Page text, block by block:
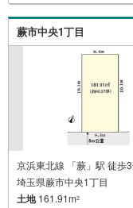
密・高断熱の
4.見学時、建
をお伝えする
サポートCS
蕨市中央1丁目
京浜東北線 「蕨」駅 徒歩
埼玉県蕨市中央1丁目
土地161.91m2